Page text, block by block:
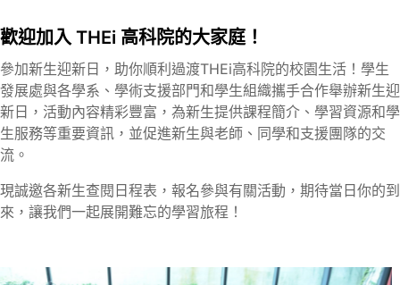
歡迎加入 THEi 高科院的大家庭！
參加新生迎新日，助你順利過渡THEi高科院的校園生活！學生
發展處與各學系、學術支援部門和學生組織攜手合作舉辦新生迎
新日，活動內容精彩豐富，為新生提供課程簡介、學習資源和學
生服務等重要資訊，並促進新生與老師、同學和支援團隊的交
流。
現誠邀各新生查閱日程表，報名參與有關活動，期待當日你的到
來，讓我們一起展開難忘的學習旅程！